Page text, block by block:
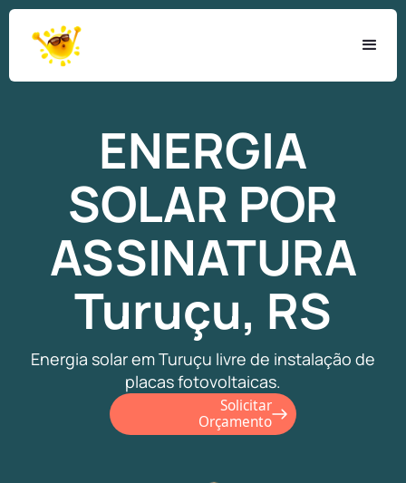
ENERGIA
SOLAR POR
ASSINATURA
Turuçu, RS
Energia solar em Turuçu livre de instalação de
placas fotovoltaicas.
Solicitar
Orçamento